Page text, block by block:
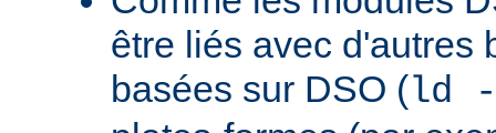
être liés avec d'autres
basées sur DSO (ld